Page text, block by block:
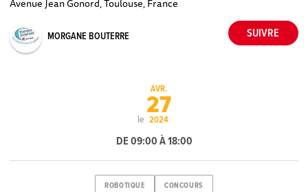
Avenue Jean Gonord, Toulouse, France
MORGANE BOUTERRE
le
AVR.
27
2024
DE 09:00 À 18:00
ROBOTIQUE CONCOURS